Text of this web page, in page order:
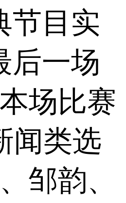
节目实
后一场
场比赛
闻类选
邹韵、